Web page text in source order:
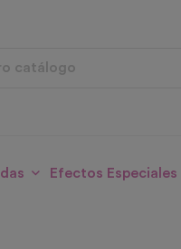
Efectos Especiales